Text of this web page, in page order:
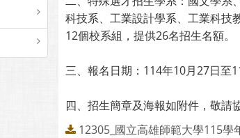
科技系、工業設計學系、工業科技
12個校系組，提供26名招生名額。
三、報名日期：114年10月27日至
四、招生簡章及海報如附件，敬請
12305_國立高雄師範大學115